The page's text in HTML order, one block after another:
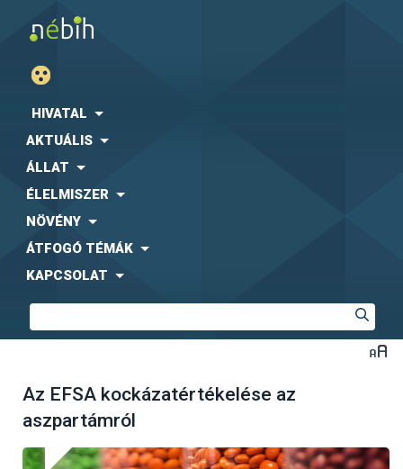
HIVATAL
AKTUÁLIS
ÁLLAT
ÉLELMISZER
NÖVÉNY
ÁTFOGÓ TÉMÁK
KAPCSOLAT
Az EFSA kockázatértékelése az
aszpartámról